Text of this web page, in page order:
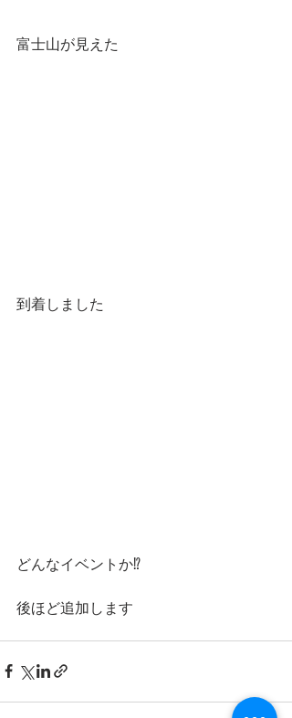
富士山が見えた
到着しました
どんなイベントか⁉️
後ほど追加します